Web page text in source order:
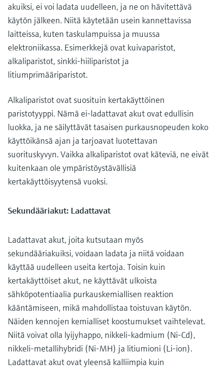
akuiksi, ei voi ladata uudelleen, ja ne on hävitettävä
käytön jälkeen. Niitä käytetään usein kannettavissa
laitteissa, kuten taskulampuissa ja muussa
elektroniikassa. Esimerkkejä ovat kuivaparistot,
alkaliparistot, sinkki-hiiliparistot ja
litiumprimääriparistot.
Alkaliparistot ovat suosituin kertakäyttöinen
paristotyyppi. Nämä ei-ladattavat akut ovat edullisin
luokka, ja ne säilyttävät tasaisen purkausnopeuden koko
käyttöikänsä ajan ja tarjoavat luotettavan
suorituskyvyn. Vaikka alkaliparistot ovat käteviä, ne eivät
kuitenkaan ole ympäristöystävällisiä
kertakäyttöisyytensä vuoksi.
Sekundääriakut: Ladattavat
Ladattavat akut, joita kutsutaan myös
sekundääriakuiksi, voidaan ladata ja niitä voidaan
käyttää uudelleen useita kertoja. Toisin kuin
kertakäyttöiset akut, ne käyttävät ulkoista
sähköpotentiaalia purkauskemiallisen reaktion
kääntämiseen, mikä mahdollistaa toistuvan käytön.
Näiden kennojen kemialliset koostumukset vaihtelevat.
Niitä voivat olla lyijyhappo, nikkeli-kadmium (Ni-Cd),
nikkeli-metallihybridi (Ni-MH) ja litiumioni (Li-ion).
Ladattavat akut ovat yleensä kalliimpia kuin